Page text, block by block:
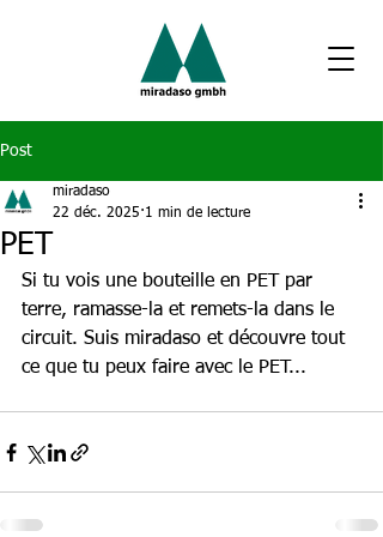
Post
PET
miradaso
22 déc. 2025 1 min de lecture
Si tu vois une bouteille en PET par
terre, ramasse-la et remets-la dans le
circuit. Suis miradaso et découvre tout
ce que tu peux faire avec le PET...